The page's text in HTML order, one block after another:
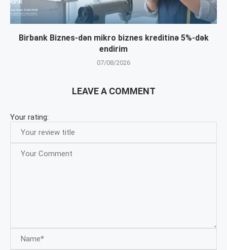
Birbank Biznes-dən mikro biznes kreditinə 5%-dək
endirim
07/08/2026
LEAVE A COMMENT
Your rating: